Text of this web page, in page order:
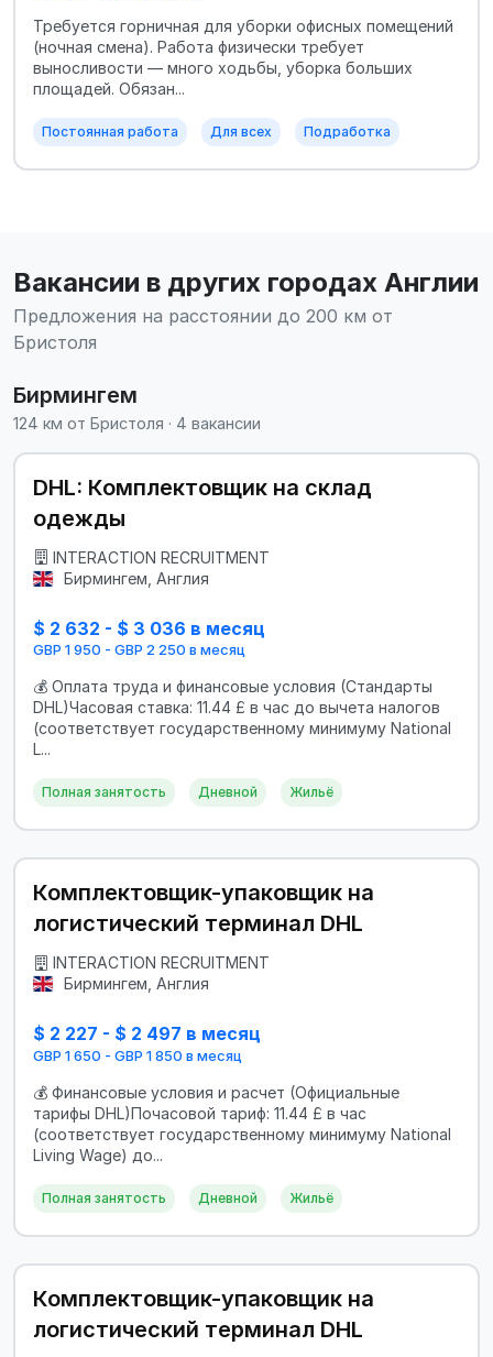
Требуется горничная для уборки офисных помещений
(ночная смена). Работа физически требует
выносливости — много ходьбы, уборка больших
площадей. Обязан...
Постоянная работа Для всех Подработка
Вакансии в других городах Англии
Предложения на расстоянии до 200 км от
Бристоля
Бирмингем
124 км от Бристоля · 4 вакансии
DHL: Комплектовщик на склад
одежды
INTERACTION RECRUITMENT
Бирмингем, Англия
$ 2 632 - $ 3 036 в месяц
GBP 1 950 - GBP 2 250 в месяц
💰 Оплата труда и финансовые условия (Стандарты
DHL)Часовая ставка: 11.44 £ в час до вычета налогов
(соответствует государственному минимуму National
L...
Полная занятость Дневной Жильё
Комплектовщик-упаковщик на
логистический терминал DHL
INTERACTION RECRUITMENT
Бирмингем, Англия
$ 2 227 - $ 2 497 в месяц
GBP 1 650 - GBP 1 850 в месяц
💰 Финансовые условия и расчет (Официальные
тарифы DHL)Почасовой тариф: 11.44 £ в час
(соответствует государственному минимуму National
Living Wage) до...
Полная занятость Дневной Жильё
Комплектовщик-упаковщик на
логистический терминал DHL